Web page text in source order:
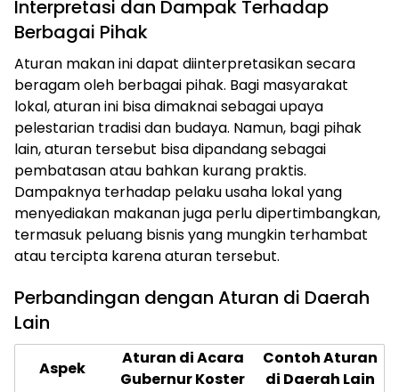
Interpretasi dan Dampak Terhadap
Berbagai Pihak
Aturan makan ini dapat diinterpretasikan secara
beragam oleh berbagai pihak. Bagi masyarakat
lokal, aturan ini bisa dimaknai sebagai upaya
pelestarian tradisi dan budaya. Namun, bagi pihak
lain, aturan tersebut bisa dipandang sebagai
pembatasan atau bahkan kurang praktis.
Dampaknya terhadap pelaku usaha lokal yang
menyediakan makanan juga perlu dipertimbangkan,
termasuk peluang bisnis yang mungkin terhambat
atau tercipta karena aturan tersebut.
Perbandingan dengan Aturan di Daerah
Lain
Aspek
Aturan di Acara
Gubernur Koster
Contoh Aturan
di Daerah Lain